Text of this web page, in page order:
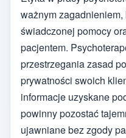
ważnym
świadczonej pomocy
pacjentem.
przestrzegania zasad
prywatności swoich
informacje uzyskane
powinny pozostać
ujawniane bez zgody